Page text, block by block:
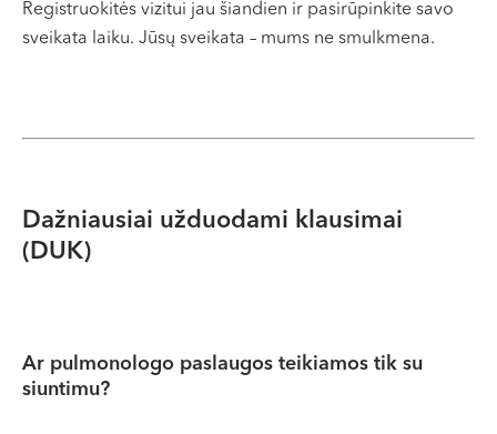
Registruokitės vizitui jau šiandien ir pasirūpinkite savo
sveikata laiku. Jūsų sveikata – mums ne smulkmena.
Dažniausiai užduodami klausimai
(DUK)
Ar pulmonologo paslaugos teikiamos tik su
siuntimu?